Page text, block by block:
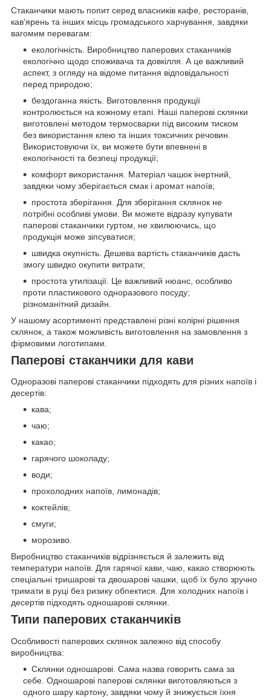
Стаканчики мають попит серед власників кафе, ресторанів,
кав'ярень та інших місць громадського харчування, завдяки
вагомим перевагам:
екологічність. Виробництво паперових стаканчиків
екологічно щодо споживача та довкілля. А це важливий
аспект, з огляду на відоме питання відповідальності
перед природою;
бездоганна якість. Виготовлення продукції
контролюється на кожному етапі. Наші паперові склянки
виготовлені методом термосварки під високим тиском
без використання клею та інших токсичних речовин.
Використовуючи їх, ви можете бути впевнені в
екологічності та безпеці продукції;
комфорт використання. Матеріал чашок інертний,
завдяки чому зберігається смак і аромат напоїв;
простота зберігання. Для зберігання склянок не
потрібні особливі умови. Ви можете відразу купувати
паперові стаканчики гуртом, не хвилюючись, що
продукція може зіпсуватися;
швидка окупність. Дешева вартість стаканчиків дасть
змогу швидко окупити витрати;
простота утилізації. Це важливий нюанс, особливо
проти пластикового одноразового посуду;
різноманітний дизайн.
У нашому асортименті представлені різні колірні рішення
склянок, а також можливість виготовлення на замовлення з
фірмовими логотипами.
Паперові стаканчики для кави
Одноразові паперові стаканчики підходять для різних напоїв і
десертів:
кава;
чаю;
какао;
гарячого шоколаду;
води;
прохолодних напоїв, лимонадів;
коктейлів;
смуги;
морозиво.
Виробництво стаканчиків відрізняється й залежить від
температури напоїв. Для гарячої кави, чаю, какао створюють
спеціальні тришарові та двошарові чашки, щоб їх було зручно
тримати в руці без ризику обпектися. Для холодних напоїв і
десертів підходять одношарові склянки.
Типи паперових стаканчиків
Особливості паперових склянок залежно від способу
виробництва:
Склянки одношарові. Сама назва говорить сама за
себе. Одношарові паперові склянки виготовляються з
одного шару картону, завдяки чому й знижується їхня